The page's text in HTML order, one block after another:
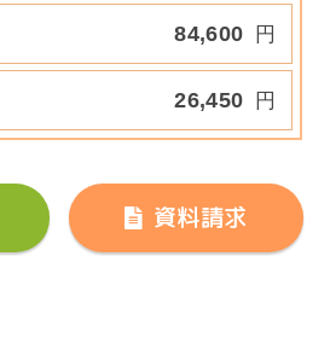
84,600 円
26,450 円
資料請求